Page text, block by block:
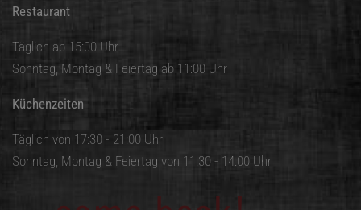
Restaurant
Täglich ab 15:00 Uhr
Sonntag, Montag & Feiertag ab 11:00 Uhr
Küchenzeiten
Täglich von 17:30 - 21:00 Uhr
Sonntag, Montag & Feiertag von 11:30 - 14:00 Uhr